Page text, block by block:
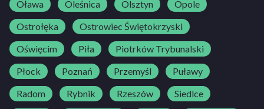
Oława
Oleśnica Olsztyn
Opole
Ostrołęka
Ostrowiec Świętokrzyski
Oświęcim
Piła
Piotrków Trybunalski
Płock
Poznań Przemyśl
Puławy
Radom
Rybnik Rzeszów Siedlce